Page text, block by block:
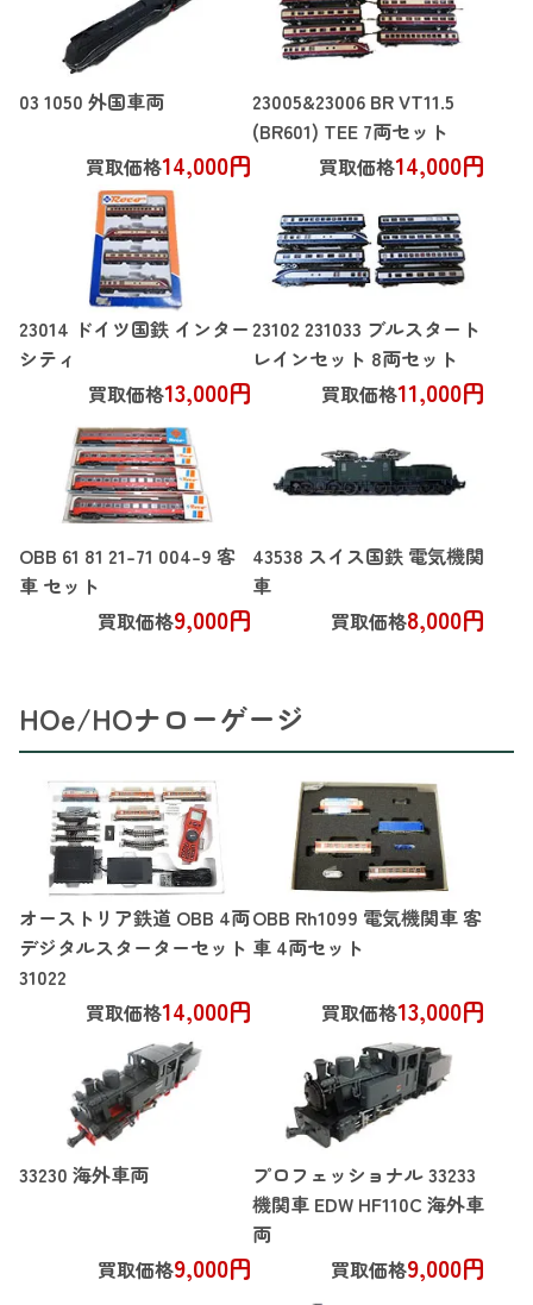
03 1050 外国車両
買取価格14,000円
23005&23006 BR VT11.5
(BR601) TEE 7両セット
買取価格14,000円
23014 ドイツ国鉄 インター
シティ
買取価格13,000円
23102 231033 ブルスタート
レインセット 8両セット
買取価格11,000円
OBB 61 81 21-71 004-9 客
車 セット
買取価格9,000円
43538 スイス国鉄 電気機関
車
買取価格8,000円
HOe/HOナローゲージ
オーストリア鉄道 OBB 4両
デジタルスターターセット
31022
買取価格14,000円
OBB Rh1099 電気機関車 客
車 4両セット
買取価格13,000円
33230 海外車両
買取価格9,000円
プロフェッショナル 33233
機関車 EDW HF110C 海外車
両
買取価格9,000円